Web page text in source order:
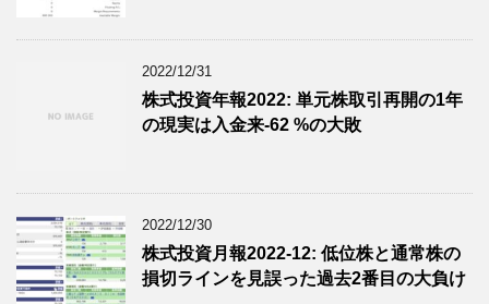
2022/12/31
株式投資年報2022: 単元株取引再開の1年
の現実は入金来-62 %の大敗
2022/12/30
株式投資月報2022-12: 低位株と通常株の
損切ラインを見誤った過去2番目の大負け